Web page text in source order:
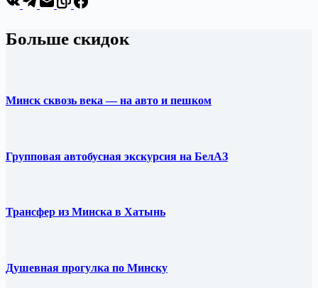
Больше скидок
Минск сквозь века — на авто и пешком
Групповая автобусная экскурсия на БелАЗ
Трансфер из Минска в Хатынь
Душевная прогулка по Минску